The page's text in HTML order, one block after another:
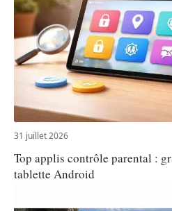
31 juillet 2026
Top applis contrôle parental :
tablette Android